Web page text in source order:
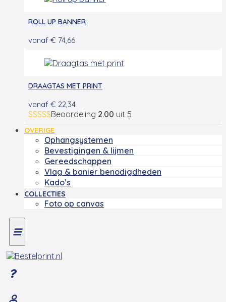
ROLL UP BANNER
vanaf € 74,66
DRAAGTAS MET PRINT
vanaf € 22,34
Beoordeling 2.00 uit 5
OVERIGE
Ophangsystemen
Bevestigingen & lijmen
Gereedschappen
Vlag & banier benodigdheden
Kado’s
COLLECTIES
Foto op canvas